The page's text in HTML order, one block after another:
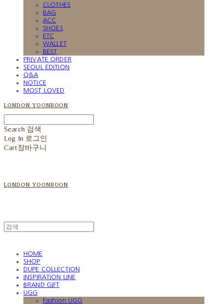
CLOTHES
BAG
ACC
SHOES
ETC
WALLET
BEST
PRIVATE ORDER
SEOUL EDITION
Q&A
NOTICE
MOST LOVED
LONDON YOONBOON
Search 검색
Log In 로그인
Cart장바구니
LONDON YOONBOON
HOME
SHOP
DUPE COLLECTION
INSPIRATION LINE
BRAND GIFT
UGG
Fashion UGG